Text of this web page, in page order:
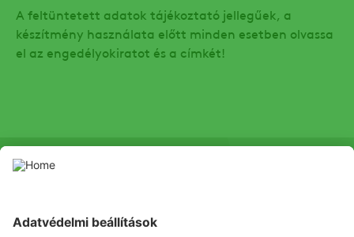
A feltüntetett adatok tájékoztató jellegűek, a
készítmény használata előtt minden esetben olvassa
el az engedélyokiratot és a címkét!